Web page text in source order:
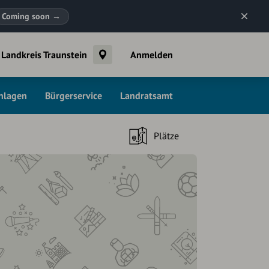
Coming soon →
Landkreis Traunstein Anmelden
Bürgerservice Landratsamt
Plätze